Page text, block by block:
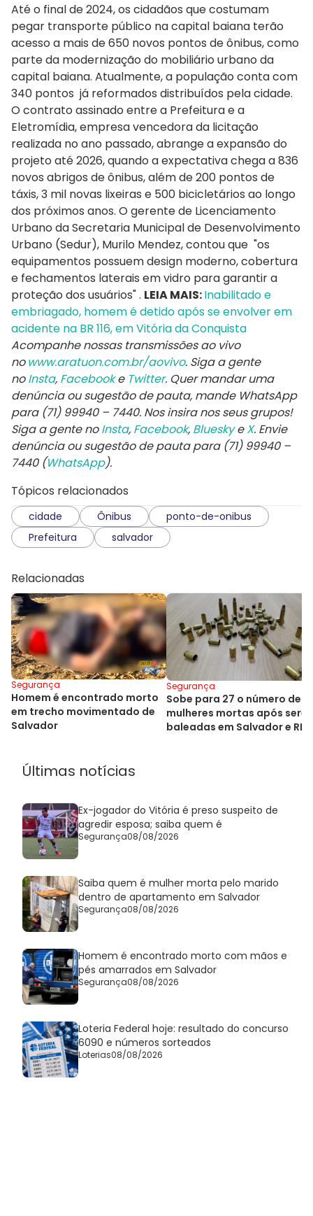
Até o final de 2024, os cidadãos que costumam
pegar transporte público na capital baiana terão
acesso a mais de 650 novos pontos de ônibus, como
parte da modernização do mobiliário urbano da
capital baiana. Atualmente, a população conta com
340 pontos já reformados distribuídos pela cidade.
O contrato assinado entre a Prefeitura e a
Eletromídia, empresa vencedora da licitação
realizada no ano passado, abrange a expansão do
projeto até 2026, quando a expectativa chega a 836
novos abrigos de ônibus, além de 200 pontos de
táxis, 3 mil novas lixeiras e 500 bicicletários ao longo
dos próximos anos. O gerente de Licenciamento
Urbano da Secretaria Municipal de Desenvolvimento
Urbano (Sedur), Murilo Mendez, contou que "os
equipamentos possuem design moderno, cobertura
e fechamentos laterais em vidro para garantir a
proteção dos usuários" . LEIA MAIS:Inabilitado e
embriagado, homem é detido após se envolver em
acidente na BR 116, em Vitória da Conquista
Acompanhe nossas transmissões ao vivo
no www.aratuon.com.br/aovivo. Siga a gente
noInsta, Facebooke Twitter. Quer mandar uma
denúncia ou sugestão de pauta, mande WhatsApp
para (71) 99940 – 7440. Nos insira nos seus grupos!
Siga a gente noInsta, Facebook, BlueskyeX. Envie
denúncia ou sugestão de pauta para (71) 99940 –
7440 (WhatsApp).
Tópicos relacionados
cidade Ônibus
ponto-de-onibus
Prefeitura
salvador
Relacionadas
Segurança
Homem é encontrado morto
em trecho movimentado de
Salvador
Segurança
Sobe para 27 o número de
mulheres mortas após
baleadas em Salvador e
Últimas notícias
Ex-jogador do Vitória é preso suspeito de
agredir esposa; saiba quem é
Segurança08/08/2026
Saiba quem é mulher morta pelo marido
dentro de apartamento em Salvador
Segurança08/08/2026
Homem é encontrado morto com mãos e
pés amarrados em Salvador
Segurança08/08/2026
Loteria Federal hoje: resultado do concurso
6090 e números sorteados
Loterias08/08/2026